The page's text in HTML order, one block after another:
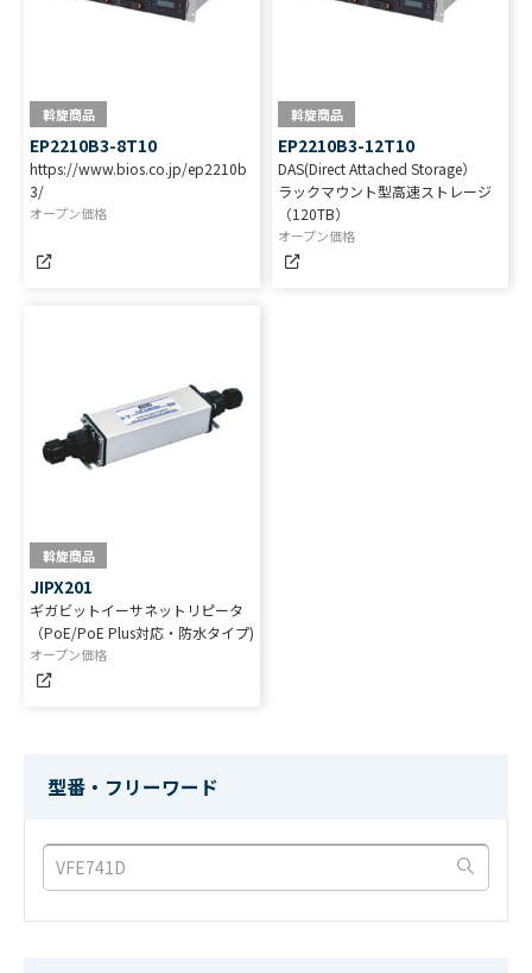
斡旋商品
EP2210B3-8T10
https://www.bios.co.jp/ep2210b
3/
オープン価格
斡旋商品
EP2210B3-12T10
DAS(Direct Attached Storage）
ラックマウント型高速ストレージ
（120TB）
オープン価格
斡旋商品
JIPX201
ギガビットイーサネットリピータ
（PoE/PoE Plus対応・防水タイプ)
オープン価格
IP 9画面表示ユニット
450,000
ズームパンチルトコントローラ
型番・フリーワード